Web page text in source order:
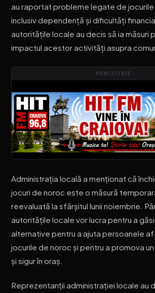
au raportat probleme legate de jocurile
inclusiv dependență și dificultăți
autoritățile locale au decis să ia măsuri
impactul acestor activități asupra
PUBLICITATE
Administrația locală a menționat că
jocuri de noroc este o măsură
reevaluată la sfârșitul lunii noiembrie.
autoritățile locale vor lucra pentru a
alternative pentru a ajuta persoanele
jocurile de noroc și pentru a promova
și sigur în oraș.
Reprezentanții administrației locale au